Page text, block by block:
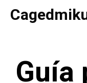
Saltar
Guía